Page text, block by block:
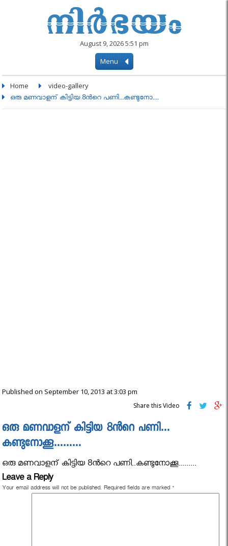
August 9, 2026 5:51 pm
Menu
Home video-gallery
ഒരു മണവാളന് കിട്ടിയ 8ന്‍റെ പണി...കണ്ടുനോ....
Published on September 10, 2013 at 3:03 pm
Share this Video
ഒരു മണവാളന് കിട്ടിയ 8ന്‍റെ പണി…
കണ്ടുനോക്കൂ………
ഒരു മണവാളന് കിട്ടിയ 8ന്‍റെ പണി..കണ്ടുനോക്കൂ.........
Leave a Reply
Your email address will not be published. Required fields are marked *